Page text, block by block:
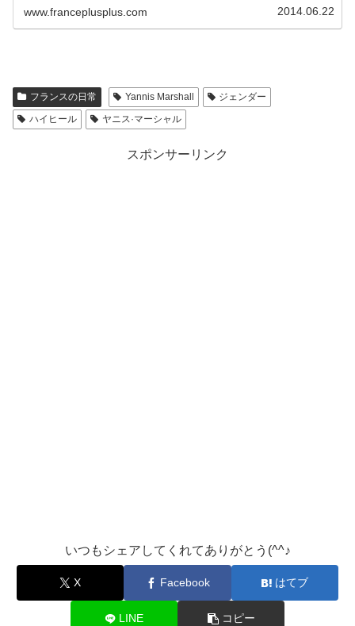
www.franceplusplus.com 2014.06.22
フランスの日常 Yannis Marshall
ジェンダー
ハイヒール
ヤニス·マーシャル
スポンサーリンク
いつもシェアしてくれてありがとう(^^♪
X Facebook はてブ
LINE コピー